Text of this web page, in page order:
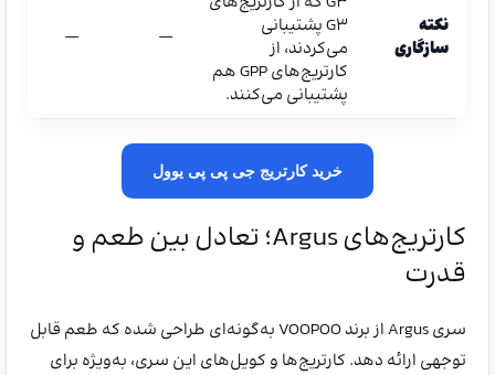
نکته
سازگاری
G3 پشتیبانی
می‌کردند، از
کارتریج‌های GPP هم
پشتیبانی می‌کنند.
—
—
خرید کارتریج جی پی پی یوول
کارتریج‌های Argus؛ تعادل بین طعم و
قدرت
سری Argus از برند VOOPOO به‌گونه‌ای طراحی شده که طعم قابل
توجهی ارائه دهد. کارتریج‌ها و کویل‌های این سری، به‌ویژه برای